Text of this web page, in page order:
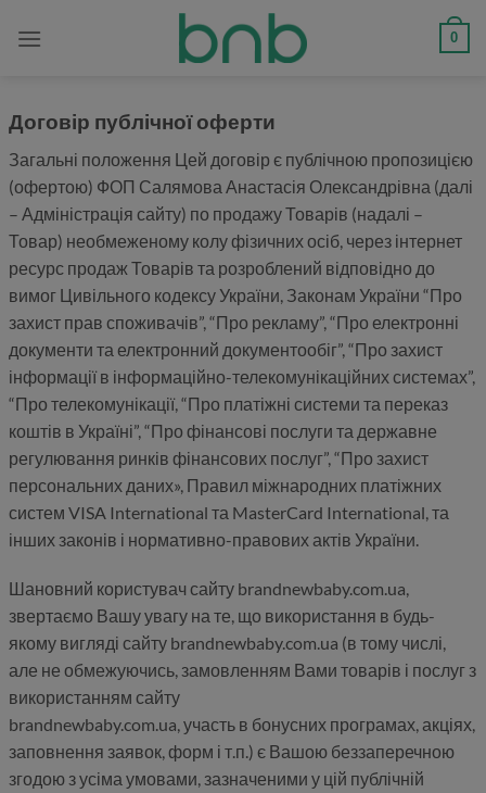
0
Договір публічної оферти
Загальні положення Цей договір є публічною пропозицією
(офертою) ФОП Салямова Анастасія Олександрівна (далі
– Адміністрація сайту) по продажу Товарів (надалі –
Товар) необмеженому колу фізичних осіб, через інтернет
ресурс продаж Товарів та розроблений відповідно до
вимог Цивільного кодексу України, Законам України “Про
захист прав споживачів”, “Про рекламу”, “Про електронні
документи та електронний документообіг”, “Про захист
інформації в інформаційно-телекомунікаційних системах”,
“Про телекомунікації, “Про платіжні системи та переказ
коштів в Україні”, “Про фінансові послуги та державне
регулювання ринків фінансових послуг”, “Про захист
персональних даних», Правил міжнародних платіжних
систем VISA International та MasterCard International, та
інших законів і нормативно-правових актів України.
Шановний користувач сайту brandnewbaby.com.ua,
звертаємо Вашу увагу на те, що використання в будь-
якому вигляді сайту brandnewbaby.com.ua (в тому числі,
але не обмежуючись, замовленням Вами товарів і послуг з
використанням сайту
brandnewbaby.com.ua, участь в бонусних програмах, акціях,
заповнення заявок, форм і т.п.) є Вашою беззаперечною
згодою з усіма умовами, зазначеними у цій публічній